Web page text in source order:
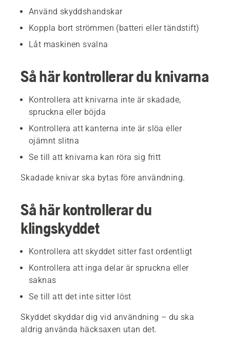
Använd skyddshandskar
Koppla bort strömmen (batteri eller tändstift)
Låt maskinen svalna
Så här kontrollerar du knivarna
Kontrollera att knivarna inte är skadade,
spruckna eller böjda
Kontrollera att kanterna inte är slöa eller
ojämnt slitna
Se till att knivarna kan röra sig fritt
Skadade knivar ska bytas före användning.
Så här kontrollerar du
klingskyddet
Kontrollera att skyddet sitter fast ordentligt
Kontrollera att inga delar är spruckna eller
saknas
Se till att det inte sitter löst
Skyddet skyddar dig vid användning – du ska
aldrig använda häcksaxen utan det.